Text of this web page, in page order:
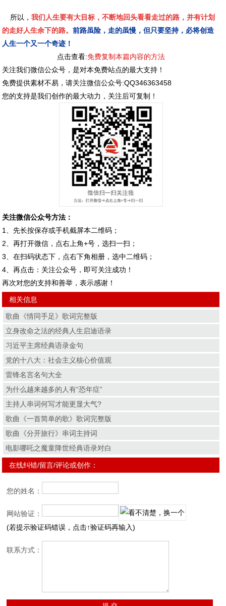
所以，我们人生要有大目标，不断地回头看看走过的路，并有计划
的走好人生余下的路。前路虽险，走的虽慢，但只要坚持，必将创造
人生一个又一个奇迹！
点击查看:免费复制本篇内容的方法
关注我们微信公众号，是对本免费站点的最大支持！
免费提供素材不易，请关注微信公众号:QQ346363458
您的支持是我们创作的最大动力，关注后可复制！
关注微信公众号方法：
1、先长按保存或手机截屏本二维码；
2、再打开微信，点右上角+号，选扫一扫；
3、在扫码状态下，点右下角相册，选中二维码；
4、再点击：关注公众号，即可关注成功！
再次对您的支持和善举，表示感谢！
相关信息
歌曲《情同手足》歌词完整版
立身改命之法的经典人生启迪语录
习近平主席经典语录金句
党的十八大：社会主义核心价值观
雷锋名言名句大全
为什么越来越多的人有“恐年症”
主持人串词何写才能更显大气?
歌曲《一首简单的歌》歌词完整版
歌曲《分开旅行》串词主持词
电影哪吒之魔童降世经典语录对白
在线纠错/留言/评论或创作：
您的姓名：
网站验证：
(若提示验证码错误，点击↑验证码再输入)
联系方式：